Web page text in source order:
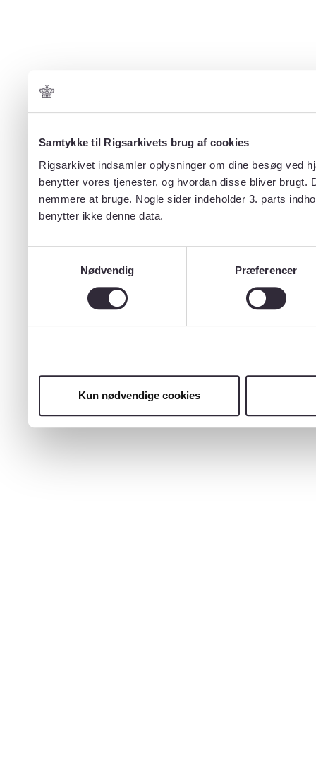
Samtykke til Rigsarkivets brug af cookies
Rigsarkivet indsamler oplysninger om dine besøg ved
benytter vores tjenester, og hvordan disse bliver
nemmere at bruge. Nogle sider indeholder 3. parts
benytter ikke denne data.
Nødvendig
Præferencer
Kun nødvendige cookies